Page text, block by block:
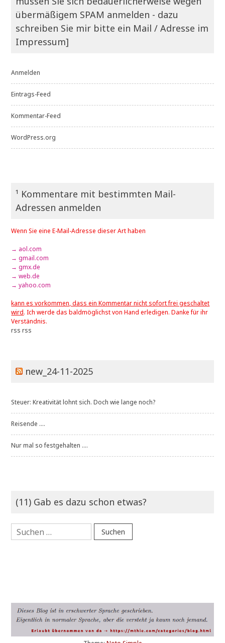
übermäßigem SPAM anmelden - dazu
schreiben Sie mir bitte ein Mail / Adresse im
Impressum]
Anmelden
Eintrags-Feed
Kommentar-Feed
WordPress.org
¹ Kommentare mit bestimmten Mail-
Adressen anmelden
Wenn Sie eine E-Mail-Adresse dieser Art haben
→ aol.com
→ gmail.com
→ gmx.de
→ web.de
→ yahoo.com
kann es vorkommen, dass ein Kommentar nicht sofort frei geschaltet
wird. Ich werde das baldmöglichst von Hand erledigen. Danke für ihr
Verständnis.
rss rss
new_24-11-2025
Steuer: Kreativität lohnt sich. Doch wie lange noch?
Reisende ....
Nur mal so festgehalten ....
(11) Gab es dazu schon etwas?
Suchen
nach: